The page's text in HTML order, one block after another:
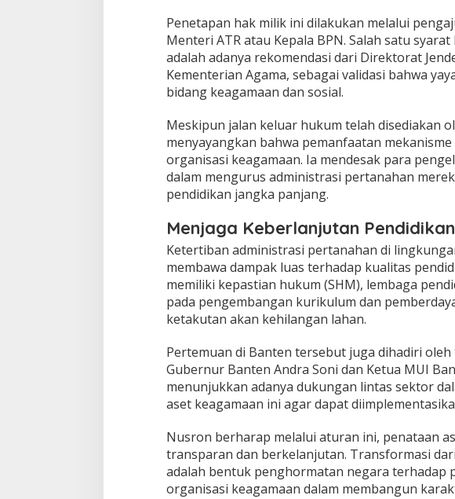
o
n
f
l
i
k
​Penetapan hak milik ini dilakukan melalui
Menteri ATR atau Kepala BPN. Salah satu
adalah adanya rekomendasi dari Direktorat
Kementerian Agama, sebagai validasi bahwa
bidang keagamaan dan sosial.
​Meskipun jalan keluar hukum telah disediakan
menyayangkan bahwa pemanfaatan
organisasi keagamaan. Ia mendesak para
dalam mengurus administrasi pertanahan
pendidikan jangka panjang.
Menjaga Keberlanjutan
​Ketertiban administrasi pertanahan di
membawa dampak luas terhadap kualitas
memiliki kepastian hukum (SHM), lembaga
pada pengembangan kurikulum dan
ketakutan akan kehilangan lahan.
​Pertemuan di Banten tersebut juga dihadiri
Gubernur Banten Andra Soni dan Ketua MUI
menunjukkan adanya dukungan lintas sektor
aset keagamaan ini agar dapat
​Nusron berharap melalui aturan ini, penataan
transparan dan berkelanjutan. Transformasi
adalah bentuk penghormatan negara terhadap
organisasi keagamaan dalam membangun